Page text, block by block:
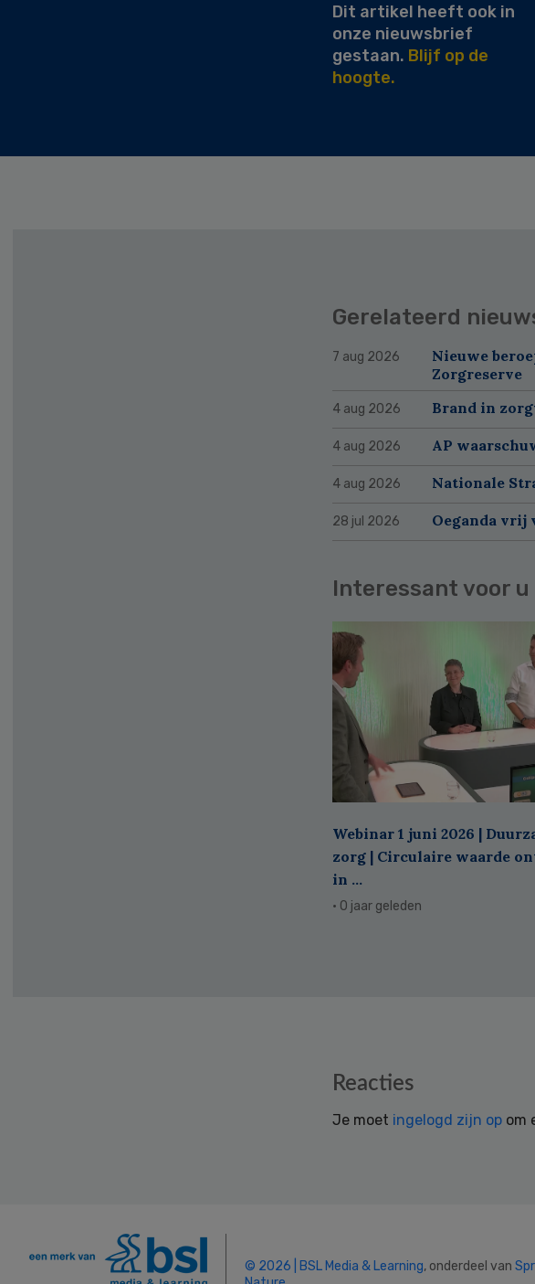
Dit artikel heeft ook in
onze nieuwsbrief
gestaan. Blijf op de
hoogte.
Gerelateerd
7 aug 2026
Nieuwe
Zorgreserve
4 aug 2026 Brand in
4 aug 2026 AP
4 aug 2026 Nationale
28 jul 2026 Oeganda vrij
Interessant voor u
Webinar 1 juni 2026 |
zorg | Circulaire waarde
in ...
· 0 jaar geleden
Reacties
Je moet ingelogd zijn op om
© 2026 | BSL Media & Learning, onderdeel van